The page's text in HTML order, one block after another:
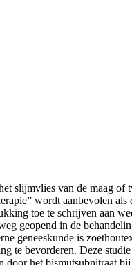
slijmvlies van de maag
wordt aanbevolen
toe te schrijven aan
geopend in de
geneeskunde is
te bevorderen. Deze
het bismutsubnitraat bij